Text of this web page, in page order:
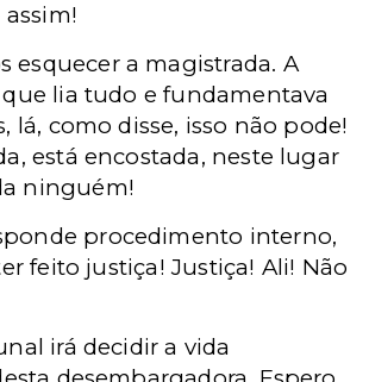
assim!
esquecer a magistrada. A
lia tudo e fundamentava
lá, como disse, isso não pode!
está encostada, neste lugar
ninguém!
procedimento interno,
feito justiça! Justiça! Ali! Não
irá decidir a vida